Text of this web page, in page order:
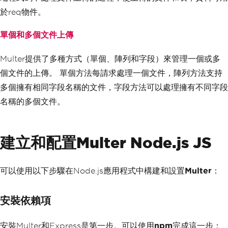
於req物件。
單個和多個文件上傳
Multer提供了多種方式（單個、陣列和字段）來管理一個或多
個文件的上傳。 單個方法每請求處理一個文件，陣列方法支持
多個擁有相同字段名稱的文件，字段方法可以處理擁有不同字段
名稱的多個文件。
建立和配置Multer Node.js JS
可以使用以下步驟在Node.js應用程式中構建和設置Multer ：
安裝依賴項
安裝Multer和Express是第一步。可以使用 npm完成這一步：